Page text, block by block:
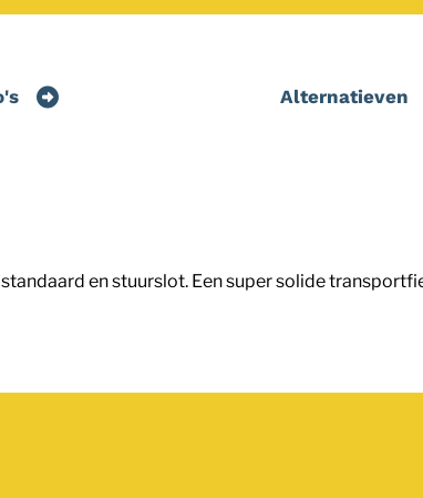
Alternatieven
en stuurslot. Een super solide